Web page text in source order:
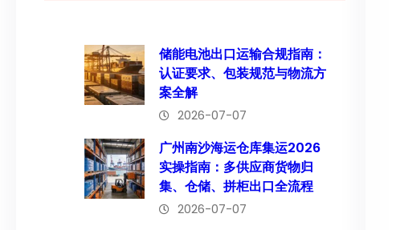
储能电池出口运输合规指南：
认证要求、包装规范与物流方
案全解
2026-07-07
广州南沙海运仓库集运2026
实操指南：多供应商货物归
集、仓储、拼柜出口全流程
2026-07-07